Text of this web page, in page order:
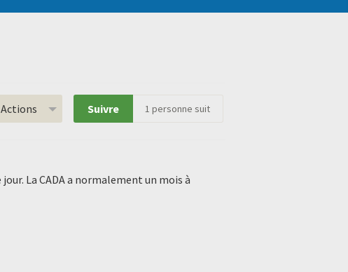
Actions Suivre 1 personne suit
La CADA a normalement un mois à